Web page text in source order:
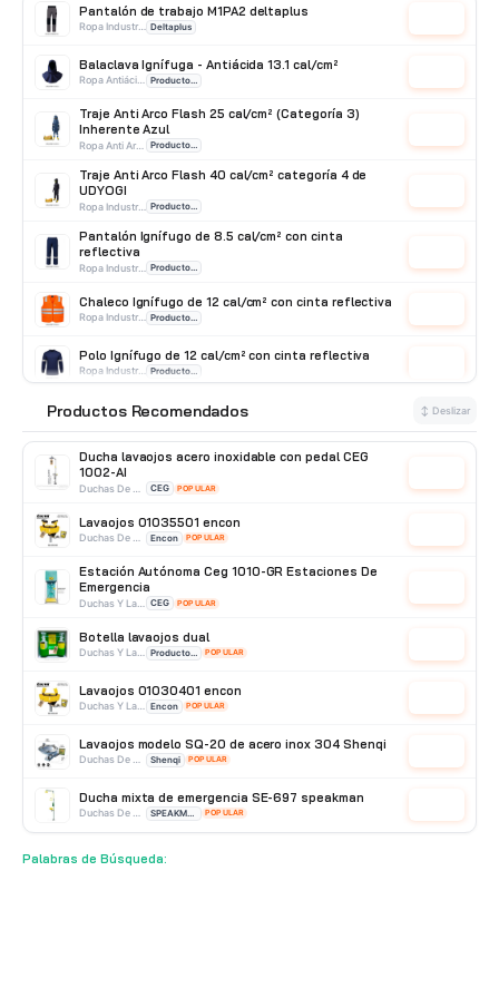
Pantalón de trabajo M1PA2 deltaplus
Ropa Industrial Deltaplus
Balaclava Ignífuga - Antiácida 13.1 cal/cm²
Ropa Antiácido
Traje Anti Arco Flash 25 cal/cm² (Categoría 3)
Inherente Azul
Producto Importado
Traje Anti Arco Flash 40 cal/cm² categoría 4 de
UDYOGI
Producto Importado
Pantalón Ignífugo de 8.5 cal/cm² con cinta
reflectiva
Producto Importado
Chaleco Ignífugo de 12 cal/cm² con cinta reflectiva
Ropa Industrial
Polo Ignífugo de 12 cal/cm² con cinta reflectiva
Ropa Industrial
Mameluco Ignífugo de 34 cal/cm² con Cinta
Reflectiva
Ropa Industrial Producto Importado
Productos Recomendados ↕ Deslizar
Ducha lavaojos acero inoxidable con pedal CEG
1002-AI
CEG POPULAR
Lavaojos 01035501 encon
Duchas De Pared Encon POPULAR
Estación Autónoma Ceg 1010-GR Estaciones De
Emergencia
CEG POPULAR
Botella lavaojos dual
Duchas Y Lavaojos POPULAR
Lavaojos 01030401 encon
Duchas Y Lavaojos Encon POPULAR
Lavaojos modelo SQ-20 de acero inox 304 Shenqi
Duchas De Pared Shenqi POPULAR
Ducha mixta de emergencia SE-697 speakman
Duchas De Acero Inoxidable POPULAR
Lavaojos Autónoma
Palabras de Búsqueda: